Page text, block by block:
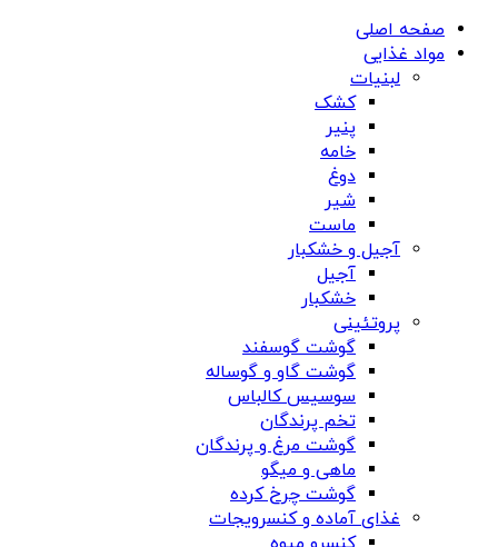
صفحه اصلی
مواد غذایی
لبنیات
کشک
پنیر
خامه
دوغ
شیر
ماست
آجیل و خشکبار
آجیل
خشکبار
پروتئینی
گوشت گوسفند
گوشت گاو و گوساله
سوسیس کالباس
تخم پرندگان
گوشت مرغ و پرندگان
ماهی و میگو
گوشت چرخ کرده
غذای آماده و کنسرویجات